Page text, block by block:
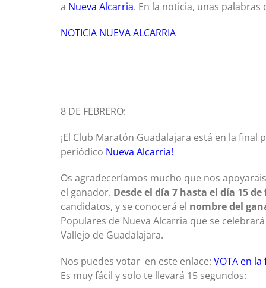
a Nueva Alcarria. En la noticia, unas palabras
NOTICIA NUEVA ALCARRIA
8 DE FEBRERO:
¡El Club Maratón Guadalajara está en la
periódico Nueva Alcarria!
Os agradeceríamos mucho que nos
el ganador. Desde el día 7 hasta el día 15 de
candidatos, y se conocerá el nombre del
Populares de Nueva Alcarria que se
Vallejo de Guadalajara.
Nos puedes votar en este enlace: VOTA en la
Es muy fácil y solo te llevará 15 segundos: